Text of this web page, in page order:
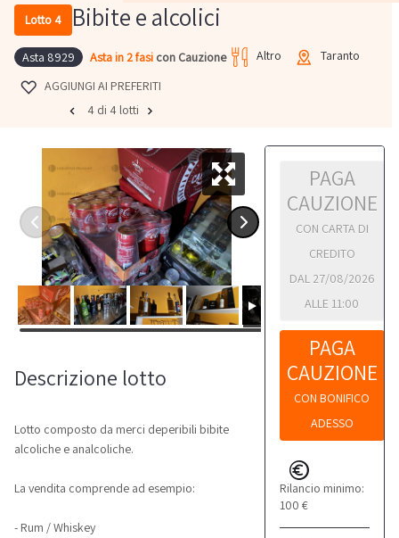
Lotto 4 Bibite e alcolici
Asta 8929 Asta in 2 fasi con Cauzione Altro
Taranto
AGGIUNGI AI PREFERITI
4 di 4 lotti
PAGA
CAUZIONE
CON CARTA DI
CREDITO
DAL 27/08/2026
ALLE 11:00
PAGA
CAUZIONE
CON BONIFICO
ADESSO
Rilancio minimo:
100 €
Descrizione lotto
Lotto composto da merci deperibili bibite
alcoliche e analcoliche.
La vendita comprende ad esempio:
- Rum / Whiskey